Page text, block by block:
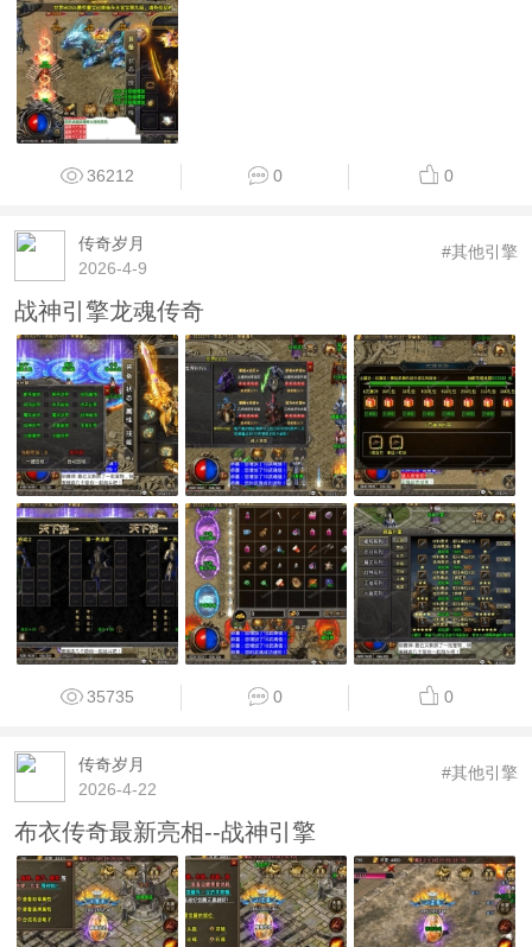
36212 0 0
传奇岁月
2026-4-9
#其他引擎
战神引擎龙魂传奇
35735 0 0
传奇岁月
2026-4-22
#其他引擎
布衣传奇最新亮相--战神引擎